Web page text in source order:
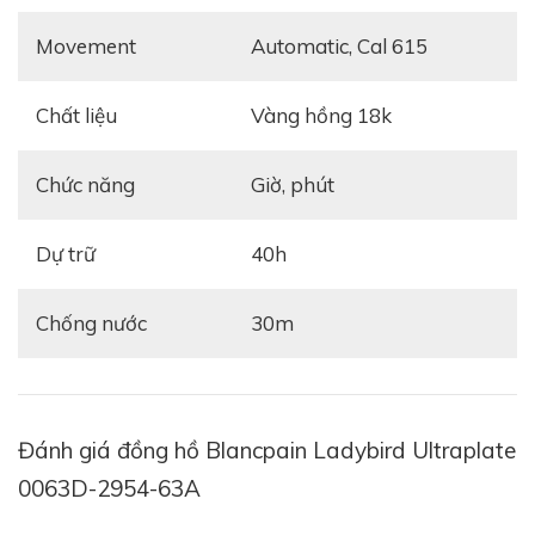
Movement automatic, Cal 615
Chất liệu vàng hồng 18k
Chức năng giờ, phút
Dự trữ 40h
Chống nước 30m
Đánh giá đồng hồ Blancpain Ladybird Ultraplate
0063D-2954-63A